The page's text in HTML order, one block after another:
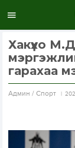
Хакүхо
гарахаа
Aдмин / Спорт